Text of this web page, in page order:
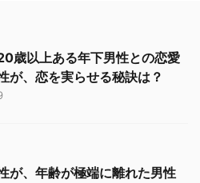
歳以上ある年下男性との恋愛
が、恋を実らせる秘訣は？
が、年齢が極端に離れた男性